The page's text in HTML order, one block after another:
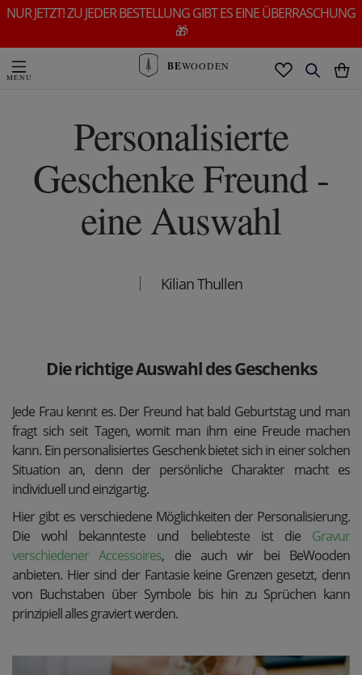
NUR JETZT! ZU JEDER BESTELLUNG GIBT ES EINE ÜBERRASCHUNG
🎁
BEWOODEN
Personalisierte
Geschenke Freund -
eine Auswahl
Kilian Thullen
Die richtige Auswahl des Geschenks
Jede Frau kennt es. Der Freund hat bald Geburtstag und man
fragt sich seit Tagen, womit man ihm eine Freude machen
kann. Ein personalisiertes Geschenk bietet sich in einer solchen
Situation an, denn der persönliche Charakter macht es
individuell und einzigartig.
Hier gibt es verschiedene Möglichkeiten der Personalisierung.
Die wohl bekannteste und beliebteste ist die Gravur
verschiedener Accessoires, die auch wir bei BeWooden
anbieten. Hier sind der Fantasie keine Grenzen gesetzt, denn
von Buchstaben über Symbole bis hin zu Sprüchen kann
prinzipiell alles graviert werden.